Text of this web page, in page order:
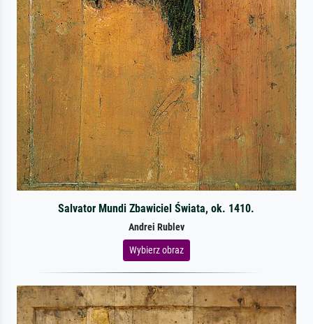
Salvator Mundi Zbawiciel Świata, ok. 1410.
Andrei Rublev
Wybierz obraz